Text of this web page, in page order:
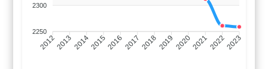
2300
2250
201220132014201520162017 20182019 2020202120222023